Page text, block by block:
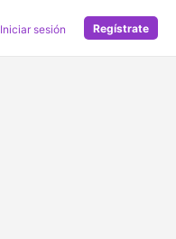
Iniciar sesión Regístrate